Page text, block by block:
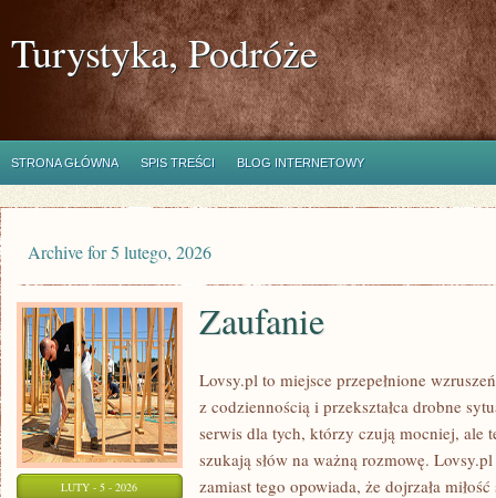
Turystyka, Podróże
STRONA GŁÓWNA SPIS TREŚCI BLOG INTERNETOWY
Archive for 5 lutego, 2026
LUTY - 5 - 2026
Zaufanie
Lovsy.pl to miejsce przepełnione
z codziennością i przekształca drobne
serwis dla tych, którzy czują mocniej, ale
szukają słów na ważną rozmowę.
zamiast tego opowiada, że dojrzała